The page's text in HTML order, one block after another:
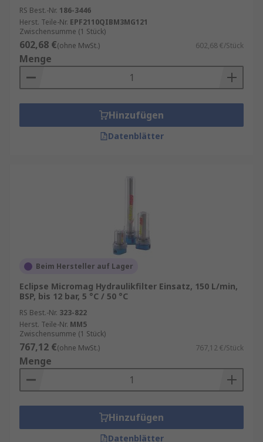
RS Best.-Nr. 186-3446
Herst. Teile-Nr. EPF2110QIBM3MG121
Zwischensumme (1 Stück)
602,68 €(ohne MwSt.) 602,68 €/Stück
Menge
Hinzufügen
Datenblätter
Beim Hersteller auf Lager
Eclipse Micromag Hydraulikfilter Einsatz, 150 L/min,
BSP, bis 12 bar, 5 °C / 50 °C
RS Best.-Nr. 323-822
Herst. Teile-Nr. MM5
Zwischensumme (1 Stück)
767,12 €(ohne MwSt.) 767,12 €/Stück
Menge
Hinzufügen
Datenblätter